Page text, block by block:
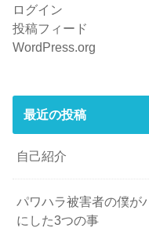
ログイン
投稿フィード
WordPress.org
最近の投稿
自己紹介
パワハラ被害者の僕が
にした3つの事